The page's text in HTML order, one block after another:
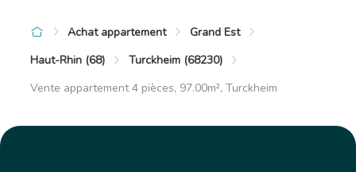
Achat appartement
Grand Est
Haut-Rhin (68)
Turckheim (68230)
Vente appartement 4 pièces, 97.00m², Turckheim